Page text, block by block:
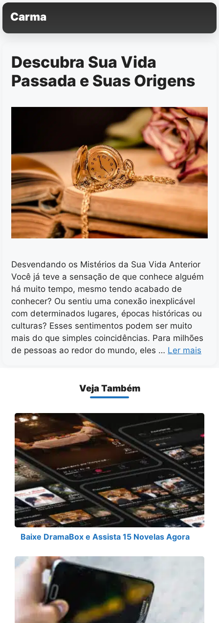
Pular
para
o
Carma
Descubra Sua Vida
Passada e Suas Origens
Desvendando os Mistérios da Sua Vida Anterior
Você já teve a sensação de que conhece alguém
há muito tempo, mesmo tendo acabado de
conhecer? Ou sentiu uma conexão inexplicável
com determinados lugares, épocas históricas ou
culturas? Esses sentimentos podem ser muito
mais do que simples coincidências. Para milhões
de pessoas ao redor do mundo, eles … Ler mais
Veja Também
Baixe DramaBox e Assista 15 Novelas Agora